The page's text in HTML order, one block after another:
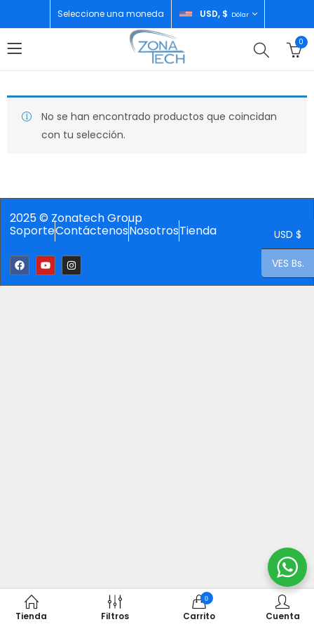
Seleccione una moneda USD, $ Dólar
0
No se han encontrado productos que coincidan
con tu selección.
2025 © Zonatech Group
SoporteContáctenosNosotrosTienda
Tienda Filtros
0
Carrito Cuenta
USD $
VES Bs.